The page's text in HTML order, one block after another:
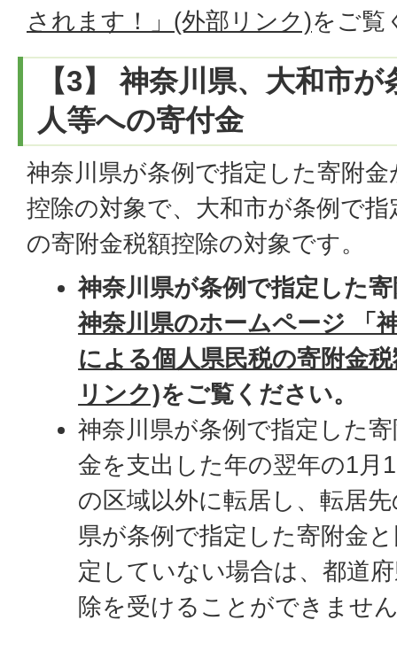
されます！」(外部リンク)をご覧
【3】 神奈川県、大和市
人等への寄付金
神奈川県が条例で指定した寄附
控除の対象で、大和市が条例で
の寄附金税額控除の対象です。
神奈川県が条例で指定した
神奈川県のホームページ 「
による個人県民税の寄附金
リンク)をご覧ください。
神奈川県が条例で指定した
金を支出した年の翌年の1月
の区域以外に転居し、転居
県が条例で指定した寄附金
定していない場合は、都道
除を受けることができませ